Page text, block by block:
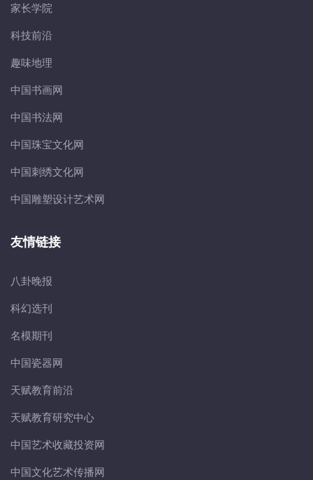
家长学院
科技前沿
趣味地理
中国书画网
中国书法网
中国珠宝文化网
中国刺绣文化网
中国雕塑设计艺术网
友情链接
八卦晚报
科幻选刊
名模期刊
中国瓷器网
天赋教育前沿
天赋教育研究中心
中国艺术收藏投资网
中国文化艺术传播网